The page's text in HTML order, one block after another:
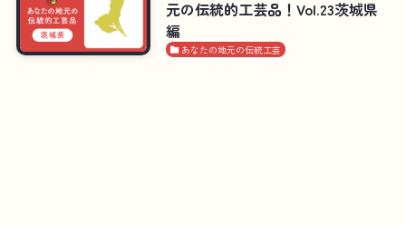
元の伝統的工芸品！Vol.23茨城県
編
あなたの地元の伝統工芸